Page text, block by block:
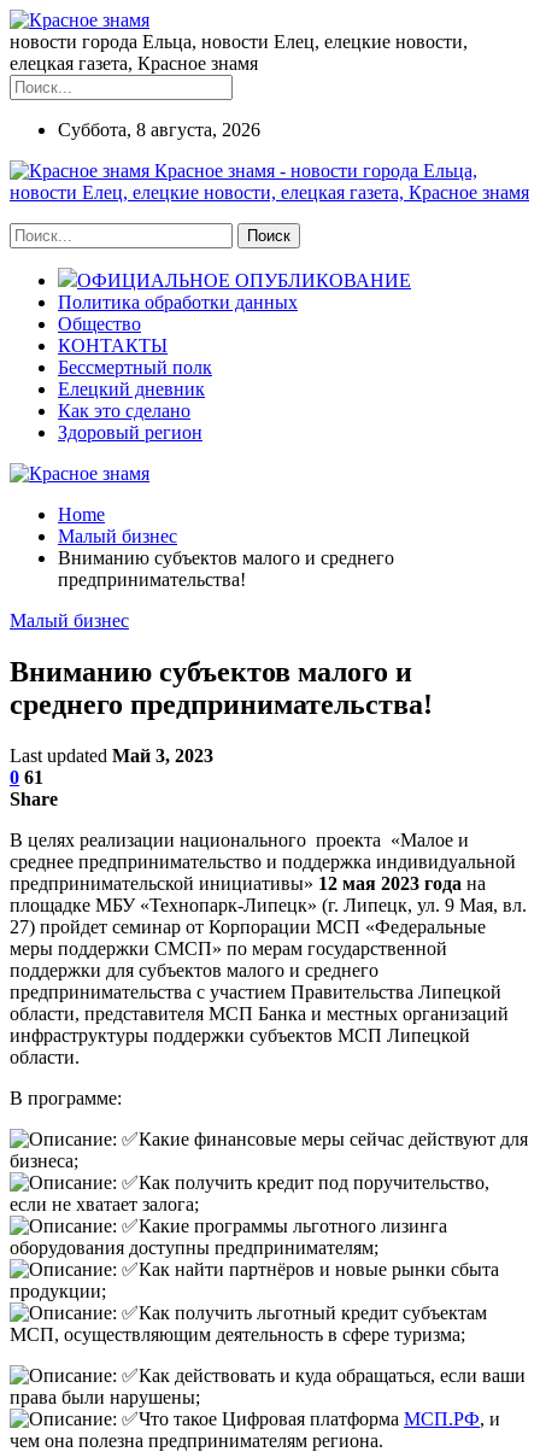
новости города Ельца, новости Елец, елецкие новости,
елецкая газета, Красное знамя
Суббота, 8 августа, 2026
Красное знамя - новости города Ельца,
новости Елец, елецкие новости, елецкая газета, Красное знамя
ОФИЦИАЛЬНОЕ ОПУБЛИКОВАНИЕ
Политика обработки данных
Общество
КОНТАКТЫ
Бессмертный полк
Елецкий дневник
Как это сделано
Здоровый регион
Home
Малый бизнес
Вниманию субъектов малого и среднего
предпринимательства!
Малый бизнес
Вниманию субъектов малого и
среднего предпринимательства!
Last updated Май 3, 2023
0 61
Share
В целях реализации национального проекта «Малое и
среднее предпринимательство и поддержка индивидуальной
предпринимательской инициативы» 12 мая 2023 года на
площадке МБУ «Технопарк-Липецк» (г. Липецк, ул. 9 Мая, вл.
27) пройдет семинар от Корпорации МСП «Федеральные
меры поддержки СМСП» по мерам государственной
поддержки для субъектов малого и среднего
предпринимательства с участием Правительства Липецкой
области, представителя МСП Банка и местных организаций
инфраструктуры поддержки субъектов МСП Липецкой
области.
В программе:
Какие финансовые меры сейчас действуют для
бизнеса;
Как получить кредит под поручительство,
если не хватает залога;
Какие программы льготного лизинга
оборудования доступны предпринимателям;
Как найти партнёров и новые рынки сбыта
продукции;
Как получить льготный кредит субъектам
МСП, осуществляющим деятельность в сфере туризма;
Как действовать и куда обращаться, если ваши
права были нарушены;
Что такое Цифровая платформа МСП.РФ, и
чем она полезна предпринимателям региона.